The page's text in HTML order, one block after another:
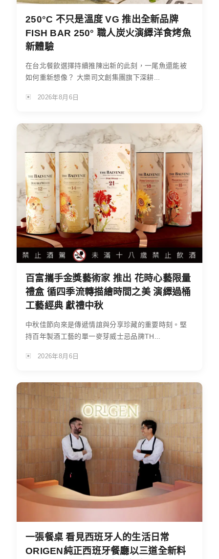
250°C 不只是溫度 VG 推出全新品牌
FISH BAR 250° 職人炭火演繹洋食烤魚
新體驗
在台北餐飲選擇持續推陳出新的此刻，一尾魚還能被
如何重新想像？ 大樂司文創集團旗下深耕...
2026年8月6日
百富攜手金獎藝術家 推出 花時心藝限量
禮盒 循四季流轉描繪時間之美 演繹過桶
工藝經典 獻禮中秋
中秋佳節向來是傳遞情誼與分享珍藏的重要時刻。堅
持百年製酒工藝的單一麥芽威士忌品牌TH...
2026年8月6日
一張餐桌 看見西班牙人的生活日常
ORIGEN純正西班牙餐廳以三道全新料